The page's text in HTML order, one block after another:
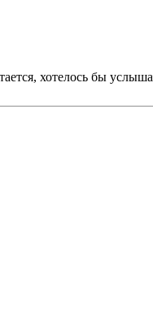
хотелось бы